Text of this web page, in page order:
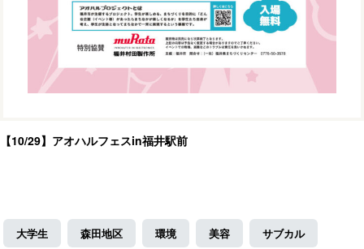
【10/29】アオハルフェスin福井駅前
大学生 森田地区 環境 美容 サブカル